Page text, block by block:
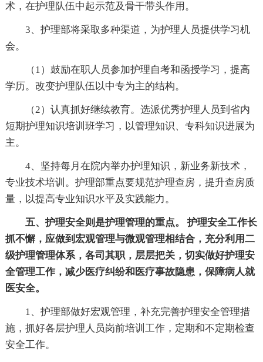
术，在护理队伍中起示范及骨干带头作用。
3、护理部将采取多种渠道，为护理人员提供学习机
会。
（1）鼓励在职人员参加护理自考和函授学习，提高
学历。改变护理队伍以中专为主的结构。
（2）认真抓好继续教育。选派优秀护理人员到省内
短期护理知识培训班学习，以管理知识、专科知识进展为
主。
4、坚持每月在院内举办护理知识，新业务新技术，
专业技术培训。护理部重点要规范护理查房，提升查房质
量，以提高专业知识水平及实践能力。
五、护理安全则是护理管理的重点。 护理安全工作长
抓不懈，应做到宏观管理与微观管理相结合，充分利用二
级护理管理体系，各司其职，层层把关，切实做好护理安
全管理工作，减少医疗纠纷和医疗事故隐患，保障病人就
医安全。
1、护理部做好宏观管理，补充完善护理安全管理措
施，抓好各层护理人员岗前培训工作，定期和不定期检查
安全工作。